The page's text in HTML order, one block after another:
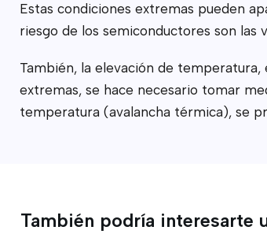
Estas condiciones extremas pueden
riesgo de los semiconductores son
También, la elevación de
extremas, se hace necesario tomar
temperatura (avalancha térmica), se
También podría interesarte